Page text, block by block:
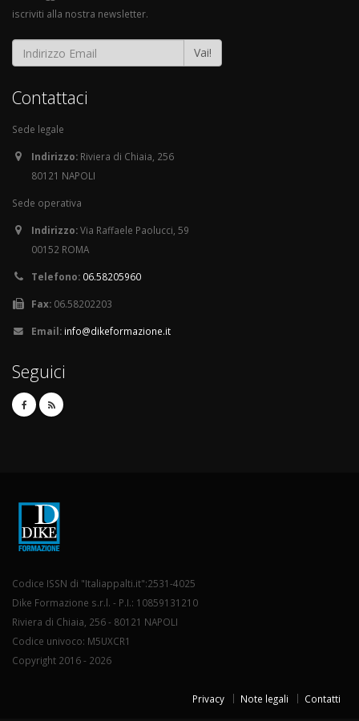
iscriviti alla nostra newsletter.
Vai!
Contattaci
Sede legale
Indirizzo: Riviera di Chiaia, 256
80121 NAPOLI
Sede operativa
Indirizzo:Via Raffaele Paolucci, 59
00152 ROMA
Telefono: 06.58205960
Fax: 06.58202203
Email: info@dikeformazione.it
Seguici
Codice ISSN di "Italiappalti.it":2531-4025
Dike Formazione s.r.l. - P.I.: 10859131210
Riviera di Chiaia, 256 - 80121 NAPOLI
Codice univoco: M5UXCR1
Copyright 2016 - 2026
Privacy Note legali Contatti